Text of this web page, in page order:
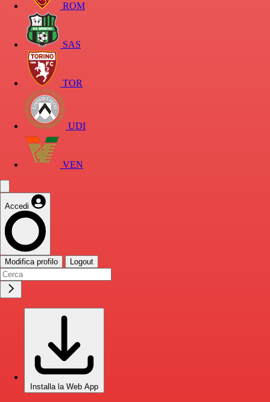
ROM
SAS
TOR
UDI
VEN
Accedi
Modifica profilo Logout
Installa la Web App